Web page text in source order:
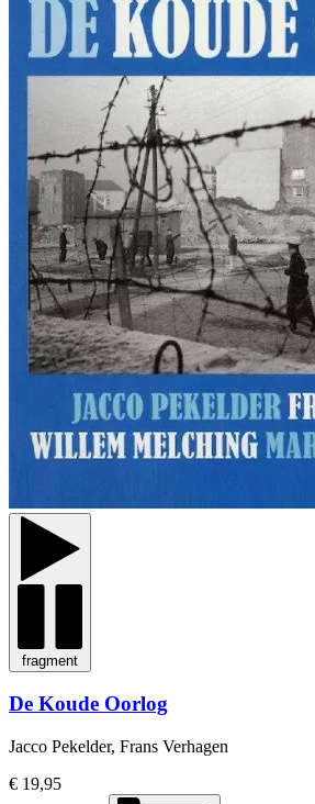
fragment
De Koude Oorlog
Jacco Pekelder, Frans Verhagen
€ 19,95